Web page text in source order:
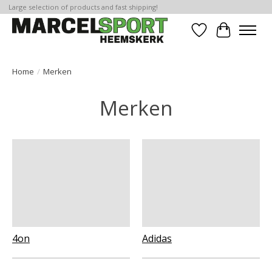
Large selection of products and fast shipping!
Verlanglijst
Home / Merken
Merken
4on Adidas